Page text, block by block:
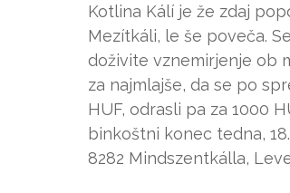
Kotlina Kálí je že zdaj
Mezítkáli, le še poveča.
doživite vznemirjenje ob
za najmlajše, da se po
HUF, odrasli pa za 1000
binkoštni konec tedna,
8282 Mindszentkálla,